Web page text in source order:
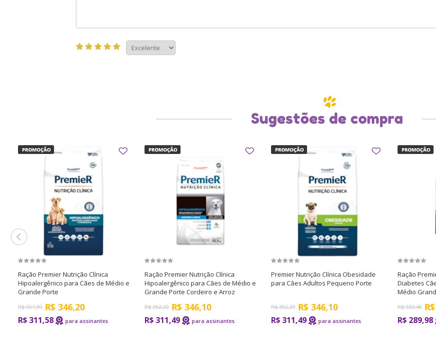
Sugestões de compra
Ração Premier Nutrição Clínica
Hipoalergênico para Cães de Médio e
Grande Porte
R$ 351,90 R$ 346,20
R$ 311,58
Ração Premier Nutrição Clínica
Hipoalergênico para Cães de Médio e
Grande Porte Cordeiro e Arroz
R$ 352,20 R$ 346,10
R$ 311,49
Premier Nutrição Clínica Obesidade
para Cães Adultos Pequeno Porte
R$ 352,20 R$ 346,10
R$ 311,49
Ração
Diabetes
Médio
R$ 333,40 R$
R$ 289,98